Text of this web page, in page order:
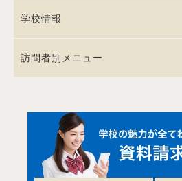
学校情報
訪問者別メニュー